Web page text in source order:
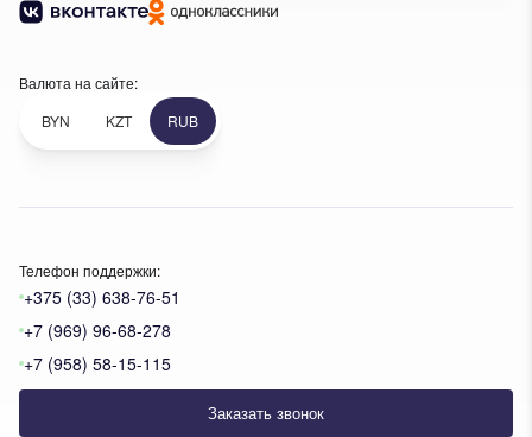
Телефон поддержки:
+375 (33) 638-76-51
+7 (969) 96-68-278
+7 (958) 58-15-115
Заказать звонок
Валюта на сайте:
BYN
KZT RUB